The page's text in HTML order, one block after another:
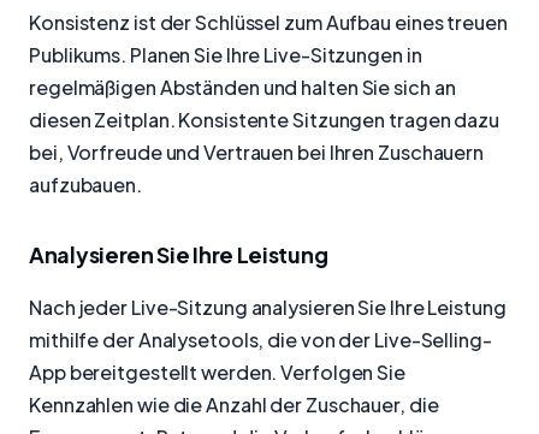
Konsistenz ist der Schlüssel zum Aufbau eines treuen
Publikums. Planen Sie Ihre Live-Sitzungen in
regelmäßigen Abständen und halten Sie sich an
diesen Zeitplan. Konsistente Sitzungen tragen dazu
bei, Vorfreude und Vertrauen bei Ihren Zuschauern
aufzubauen.
Analysieren Sie Ihre Leistung
Nach jeder Live-Sitzung analysieren Sie Ihre Leistung
mithilfe der Analysetools, die von der Live-Selling-
App bereitgestellt werden. Verfolgen Sie
Kennzahlen wie die Anzahl der Zuschauer, die